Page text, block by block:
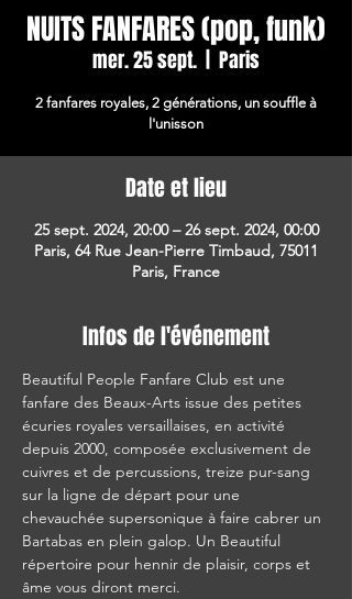
NUITS FANFARES (pop, funk)
mer. 25 sept. Paris
2 fanfares royales, 2 générations, un souffle à
l'unisson
Date et lieu
25 sept. 2024, 20:00 – 26 sept. 2024, 00:00
Paris, 64 Rue Jean-Pierre Timbaud, 75011
Paris, France
Infos de l'événement
Beautiful People Fanfare Club est une
fanfare des Beaux-Arts issue des petites
écuries royales versaillaises, en activité
depuis 2000, composée exclusivement de
cuivres et de percussions, treize pur-sang
sur la ligne de départ pour une
chevauchée supersonique à faire cabrer un
Bartabas en plein galop. Un Beautiful
répertoire pour hennir de plaisir, corps et
âme vous diront merci.